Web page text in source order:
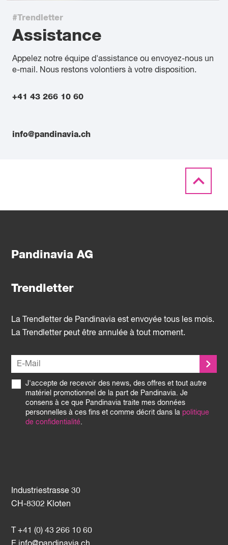
#Trendletter
Assistance
Appelez notre équipe d'assistance ou envoyez-nous un
e-mail. Nous restons volontiers à votre disposition.
+41 43 266 10 60
info@pandinavia.ch
Pandinavia AG
Trendletter
Industriestrasse 30
CH-8302 Kloten
T +41 (0) 43 266 10 60
La Trendletter de Pandinavia est envoyée tous les mois.
La Trendletter peut être annulée à tout moment.
J'accepte de recevoir des news, des offres et tout autre
matériel promotionnel de la part de Pandinavia. Je
consens à ce que Pandinavia traite mes données
personnelles à ces fins et comme décrit dans la politique
de confidentialité.